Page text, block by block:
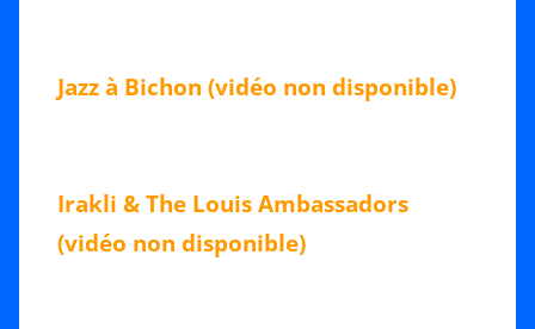
Jazz à Bichon (vidéo non disponible)
Irakli & The Louis Ambassadors
(vidéo non disponible)